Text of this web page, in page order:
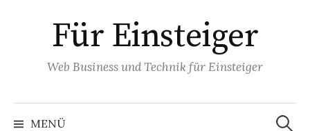
Für Einsteiger
Web Business und Technik für Einsteiger
MENÜ
Suchen
nach: